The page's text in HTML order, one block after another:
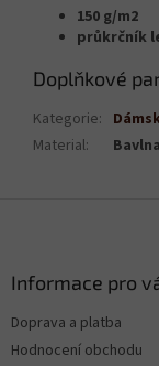
150 g/m2
průkrčník
Doplňkové
Kategorie:
Material:
Informace pro
Doprava a platba
Hodnocení obchodu